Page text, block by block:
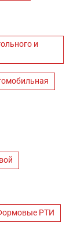
и
РТИ